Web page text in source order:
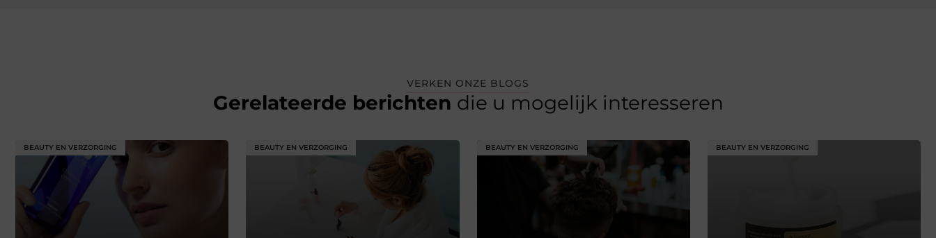
VERKEN ONZE BLOGS
Gerelateerde berichten die u mogelijk interesseren
BEAUTY EN VERZORGING BEAUTY EN VERZORGING BEAUTY EN VERZORGING BEAUTY EN VERZORGING